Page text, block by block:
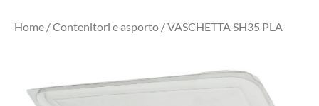
Home /Contenitori e asporto / VASCHETTA SH35 PLA